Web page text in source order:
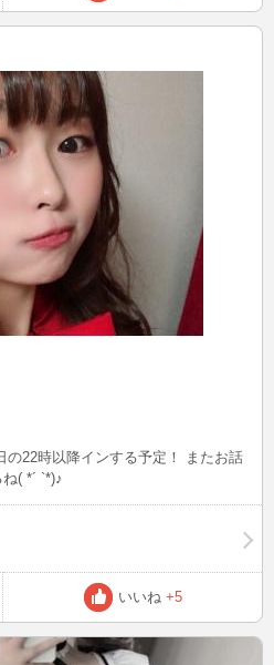
22時以降インする予定！ またお話
したい方はメッセージ待ってるね( *´ `*)♪
いいね +5